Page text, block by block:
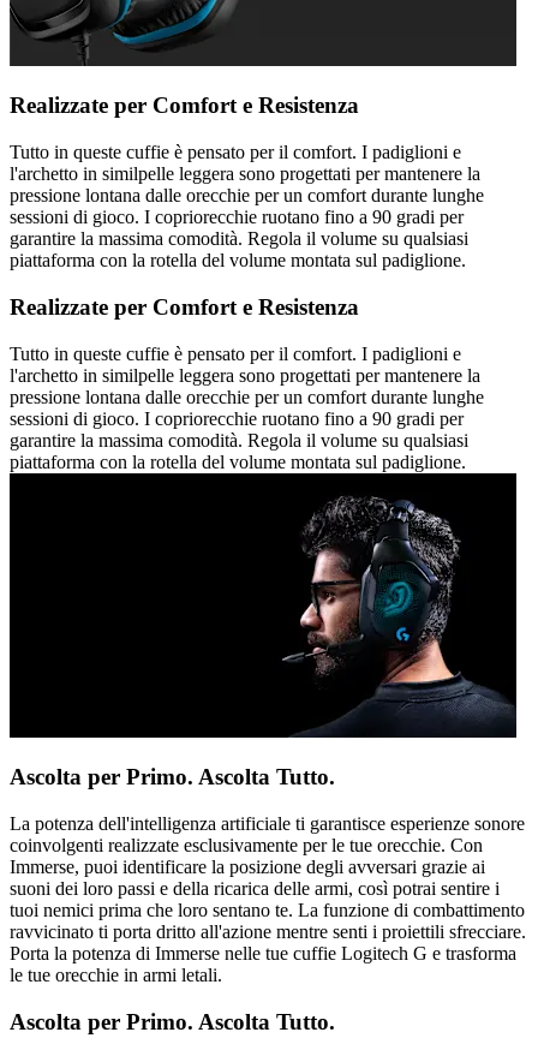
Realizzate per Comfort e Resistenza
Tutto in queste cuffie è pensato per il comfort. I padiglioni e
l'archetto in similpelle leggera sono progettati per mantenere la
pressione lontana dalle orecchie per un comfort durante lunghe
sessioni di gioco. I copriorecchie ruotano fino a 90 gradi per
garantire la massima comodità. Regola il volume su qualsiasi
piattaforma con la rotella del volume montata sul padiglione.
Realizzate per Comfort e Resistenza
Tutto in queste cuffie è pensato per il comfort. I padiglioni e
l'archetto in similpelle leggera sono progettati per mantenere la
pressione lontana dalle orecchie per un comfort durante lunghe
sessioni di gioco. I copriorecchie ruotano fino a 90 gradi per
garantire la massima comodità. Regola il volume su qualsiasi
piattaforma con la rotella del volume montata sul padiglione.
Ascolta per Primo. Ascolta Tutto.
La potenza dell'intelligenza artificiale ti garantisce esperienze sonore
coinvolgenti realizzate esclusivamente per le tue orecchie. Con
Immerse, puoi identificare la posizione degli avversari grazie ai
suoni dei loro passi e della ricarica delle armi, così potrai sentire i
tuoi nemici prima che loro sentano te. La funzione di combattimento
ravvicinato ti porta dritto all'azione mentre senti i proiettili sfrecciare.
Porta la potenza di Immerse nelle tue cuffie Logitech G e trasforma
le tue orecchie in armi letali.
Ascolta per Primo. Ascolta Tutto.